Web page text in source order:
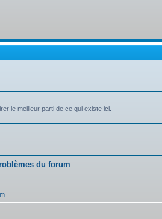
le meilleur parti de ce qui existe ici.
du forum